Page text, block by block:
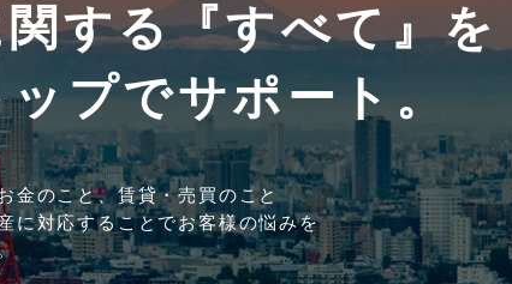
する『すべて』を
プでサポート。
金のこと、賃貸・売買のこと
に対応することでお客様の悩みを